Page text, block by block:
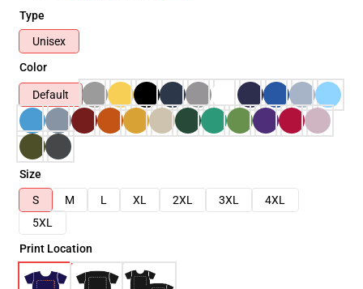
Type
Unisex
Color
Default
Size
S
M L XL 2XL 3XL
4XL
5XL
Print Location